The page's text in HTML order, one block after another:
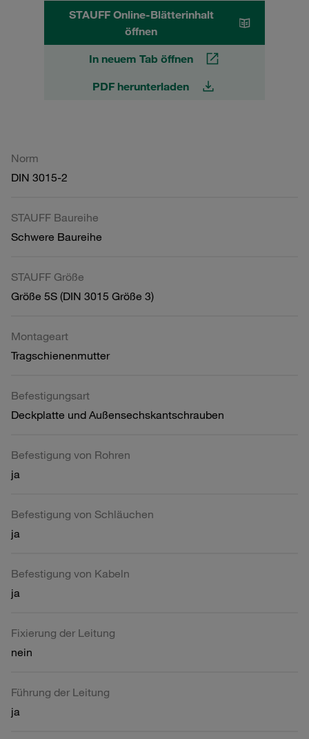
STAUFF Online-Blätterinhalt
öffnen
In neuem Tab öffnen
PDF herunterladen
Norm
DIN 3015-2
STAUFF Baureihe
Schwere Baureihe
STAUFF Größe
Größe 5S (DIN 3015 Größe 3)
Montageart
Tragschienenmutter
Befestigungsart
Deckplatte und Außensechskantschrauben
Befestigung von Rohren
ja
Befestigung von Schläuchen
ja
Befestigung von Kabeln
ja
Fixierung der Leitung
nein
Führung der Leitung
ja